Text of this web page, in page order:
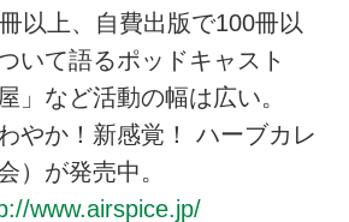
以上、自費出版で100冊以
いて語るポッドキャスト
」など活動の幅は広い。
やか！新感覚！ ハーブカレ
）が発売中。
www.airspice.jp/